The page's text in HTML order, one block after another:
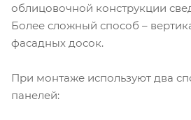
облицовочной конструкции
Более сложный способ –
фасадных досок.
При монтаже используют два
панелей: